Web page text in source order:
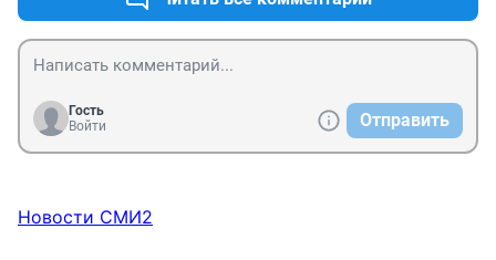
Гость
Войти
Отправить
Новости СМИ2